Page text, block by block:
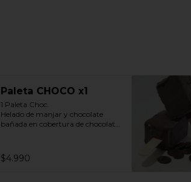
Paleta CHOCO x1
1 Paleta Choc.
Helado de manjar y chocolate
bañada en cobertura de chocolate.
$4.990